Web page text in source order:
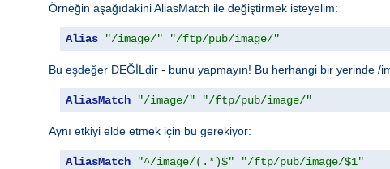
Örneğin aşağıdakini AliasMatch ile değiştirmek isteyelim:
Alias "/image/" "/ftp/pub/image/"
Bu eşdeğer DEĞİLdir - bunu yapmayın! Bu herhangi bir yerinde
AliasMatch "/image/" "/ftp/pub/image/"
Aynı etkiyi elde etmek için bu gerekiyor:
AliasMatch "^/image/(.*)$" "/ftp/pub/image/$1"